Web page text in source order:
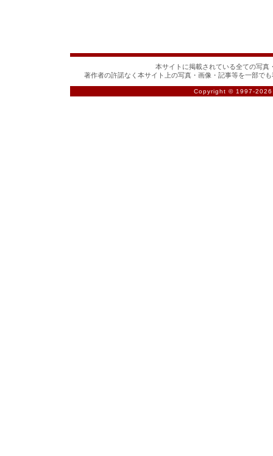
本サイトに掲載されている全ての写真
著作者の許諾なく本サイト上の写真・画像・記事等を一部で
Copyright © 1997-